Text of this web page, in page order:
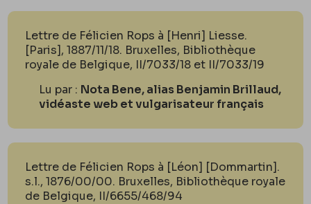
Lettre de Félicien Rops à [Henri] Liesse.
[Paris], 1887/11/18. Bruxelles, Bibliothèque
royale de Belgique, II/7033/18 et II/7033/19
Lu par : Nota Bene, alias Benjamin Brillaud,
vidéaste web et vulgarisateur français
Lettre de Félicien Rops à [Léon] [Dommartin].
s.l., 1876/00/00. Bruxelles, Bibliothèque royale
de Belgique, II/6655/468/94